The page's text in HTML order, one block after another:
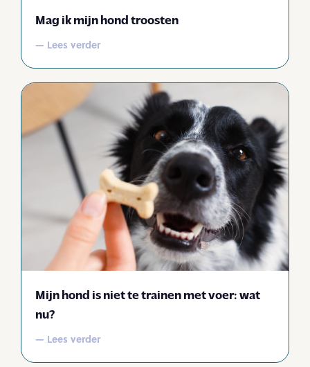
Mag ik mijn hond troosten
— Lees verder
Mijn hond is niet te trainen met voer: wat
nu?
— Lees verder